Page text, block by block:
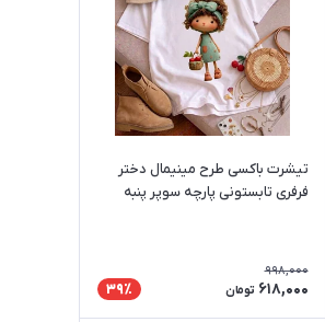
تیشرت باکسی طرح مینیمال دختر
فرفری تابستونی پارچه سوپر پنبه
998,000
618,000 تومان 39٪